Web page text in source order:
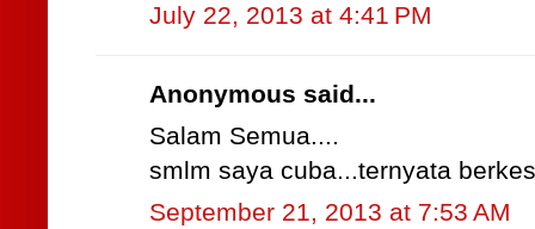
July 22, 2013 at 4:41 PM
Anonymous said...
Salam Semua....
smlm saya cuba...ternyata
September 21, 2013 at 7:53 AM